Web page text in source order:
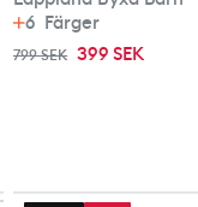
6 Färger
799 SEK 399 SEK